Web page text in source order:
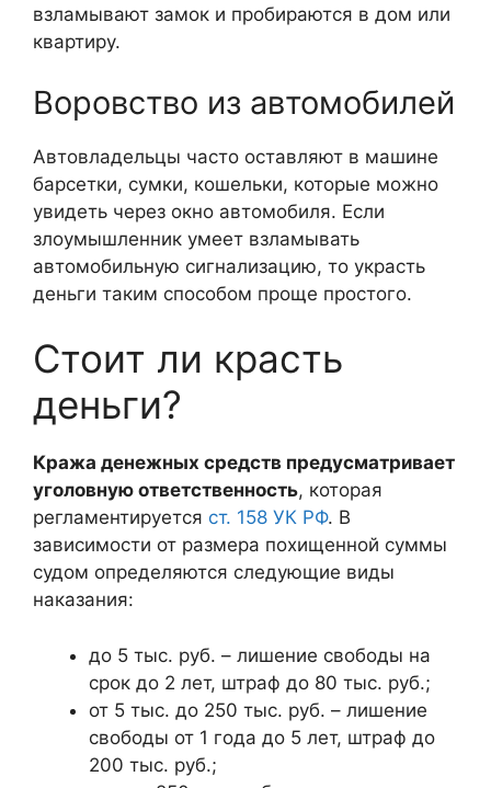
взламывают замок и пробираются в дом или
квартиру.
Воровство из автомобилей
Автовладельцы часто оставляют в машине
барсетки, сумки, кошельки, которые можно
увидеть через окно автомобиля. Если
злоумышленник умеет взламывать
автомобильную сигнализацию, то украсть
деньги таким способом проще простого.
Стоит ли красть
деньги?
Кража денежных средств предусматривает
уголовную ответственность, которая
регламентируется ст. 158 УК РФ. В
зависимости от размера похищенной суммы
судом определяются следующие виды
наказания:
до 5 тыс. руб. – лишение свободы на
срок до 2 лет, штраф до 80 тыс. руб.;
от 5 тыс. до 250 тыс. руб. – лишение
свободы от 1 года до 5 лет, штраф до
200 тыс. руб.;